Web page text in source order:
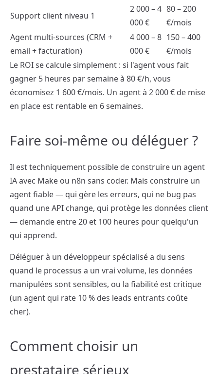
Support client niveau 1
2 000 – 4
000 €
80 – 200
€/mois
Agent multi-sources (CRM +
email + facturation)
4 000 – 8
000 €
150 – 400
€/mois
Le ROI se calcule simplement : si l'agent vous fait
gagner 5 heures par semaine à 80 €/h, vous
économisez 1 600 €/mois. Un agent à 2 000 € de mise
en place est rentable en 6 semaines.
Faire soi-même ou déléguer ?
Il est techniquement possible de construire un agent
IA avec Make ou n8n sans coder. Mais construire un
agent fiable — qui gère les erreurs, qui ne bug pas
quand une API change, qui protège les données client
— demande entre 20 et 100 heures pour quelqu'un
qui apprend.
Déléguer à un développeur spécialisé a du sens
quand le processus a un vrai volume, les données
manipulées sont sensibles, ou la fiabilité est critique
(un agent qui rate 10 % des leads entrants coûte
cher).
Comment choisir un
prestataire sérieux